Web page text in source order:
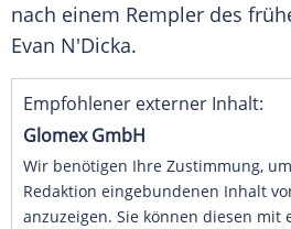
nach einem Rempler des
Evan N'Dicka.
Empfohlener externer Inhalt:
Glomex GmbH
Wir benötigen Ihre Zustimmung,
Redaktion eingebundenen Inhalt
anzuzeigen. Sie können diesen mit